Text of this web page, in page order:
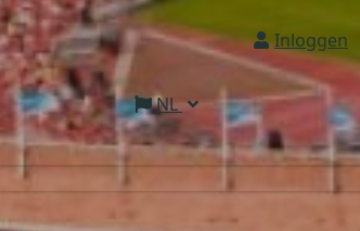
Inloggen
NL